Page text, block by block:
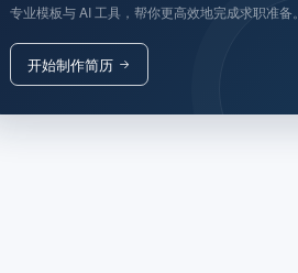
专业模板与 AI 工具，帮你更高效地完成求职准备。
开始制作简历